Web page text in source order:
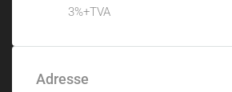
3%+TVA
Adresse